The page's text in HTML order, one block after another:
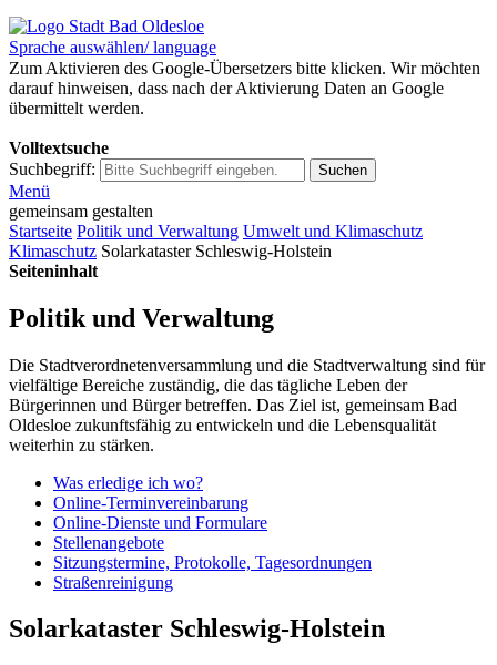
Sprache auswählen/ language
Zum Aktivieren des Google-Übersetzers bitte klicken. Wir möchten
darauf hinweisen, dass nach der Aktivierung Daten an Google
übermittelt werden.
Volltextsuche
Suchbegriff:
Suchen
Menü
gemeinsam gestalten
Startseite Politik und Verwaltung Umwelt und Klimaschutz
Klimaschutz Solarkataster Schleswig-Holstein
Seiteninhalt
Politik und Verwaltung
Die Stadtverordnetenversammlung und die Stadtverwaltung sind für
vielfältige Bereiche zuständig, die das tägliche Leben der
Bürgerinnen und Bürger betreffen. Das Ziel ist, gemeinsam Bad
Oldesloe zukunftsfähig zu entwickeln und die Lebensqualität
weiterhin zu stärken.
Was erledige ich wo?
Online-Terminvereinbarung
Online-Dienste und Formulare
Stellenangebote
Sitzungstermine, Protokolle, Tagesordnungen
Straßenreinigung
Solarkataster Schleswig-Holstein